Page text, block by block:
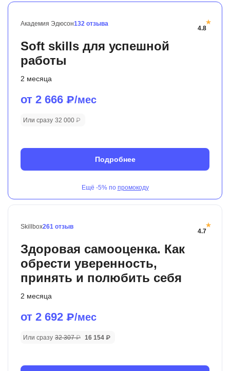
Soft skills для успешной
работы
Академия Эдюсон
4.8
132 отзыва
от 2 666 ₽/мес
Или сразу 32 000 ₽
Ещё -5%по промокоду
2 месяца
Подробнее
Здоровая самооценка. Как
обрести уверенность,
принять и полюбить себя
Skillbox
4.7
261 отзыв
от 2 692 ₽/мес
Или сразу 32 307 ₽ 16 154 ₽
2 месяца
Акции и промокоды
Рейтинг онлайн-школ